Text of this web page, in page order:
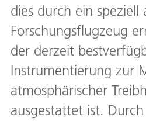
dies durch ein speziell
Forschungsflugzeug
der derzeit
Instrumentierung zur
atmosphärischer
ausgestattet ist.